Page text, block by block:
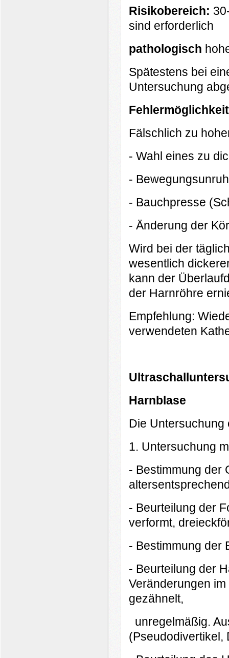
Risikobereich:
sind erforderlich
pathologisch
Spätestens bei
Untersuchung
F
Fälschlich zu
- Wahl eines zu
-
- Bauchpresse
- Änderung der
Wird bei der
wesentlich
kann der
der Harnröhre
Empfehlung:
verwendeten
Harnblase
Die Untersuchung
1. Untersuchung
- Bestimmung der
- Beurteilung der
verformt,
- Bestimmung der
- Beurteilung der
Veränderungen
gezähnelt,
unregelmäßig.
(Pseudodivertikel,